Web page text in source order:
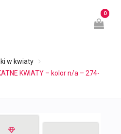
0
w kwiaty
KWIATY – kolor n/a – 274-